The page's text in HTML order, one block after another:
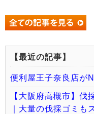
【最近の記事】
便利屋王子奈良店が
【大阪府高槻市】伐
｜大量の伐採ゴミも